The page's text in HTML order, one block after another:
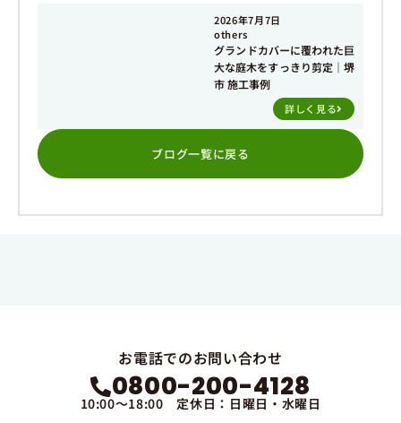
2026年7月7日
others
グランドカバーに覆われた巨
大な庭木をすっきり剪定｜堺
市 施工事例
詳しく見る
ブログ一覧に戻る
お電話でのお問い合わせ
0800-200-4128
10:00～18:00 定休日：日曜日・水曜日